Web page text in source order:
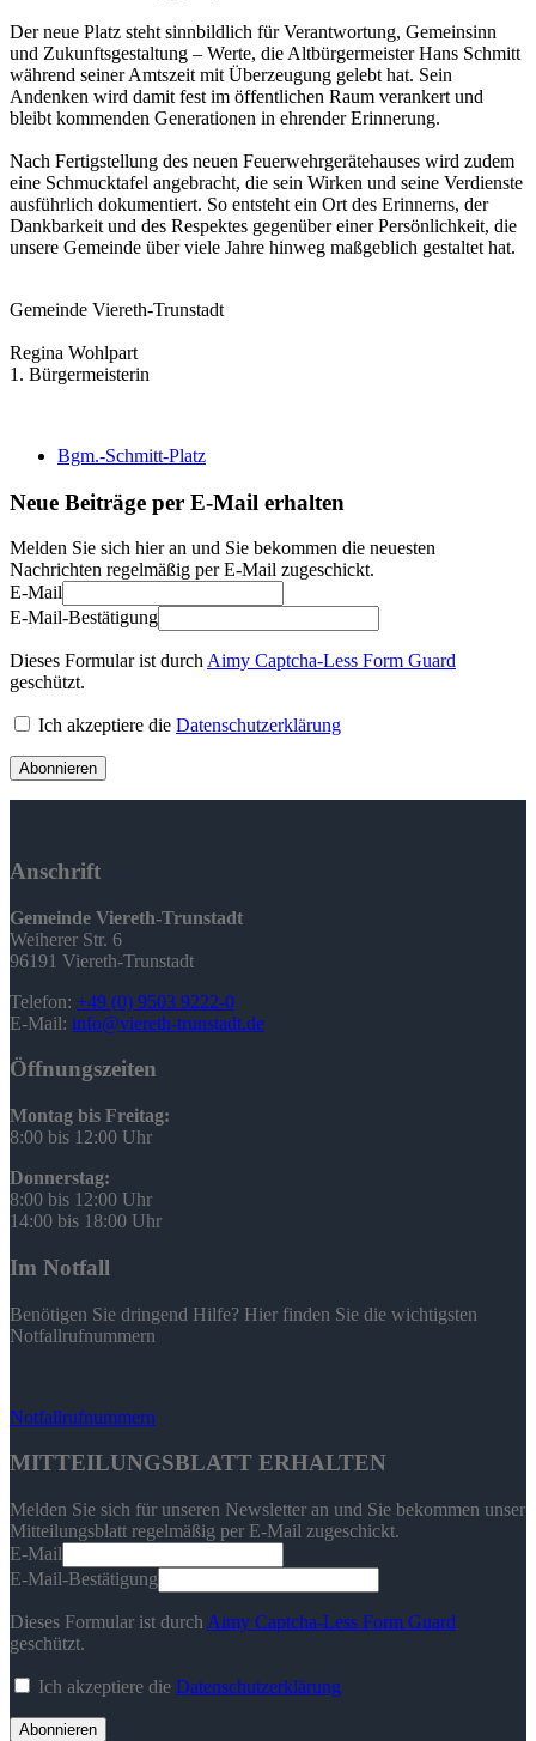
Der neue Platz steht sinnbildlich für Verantwortung, Gemeinsinn
und Zukunftsgestaltung – Werte, die Altbürgermeister Hans Schmitt
während seiner Amtszeit mit Überzeugung gelebt hat. Sein
Andenken wird damit fest im öffentlichen Raum verankert und
bleibt kommenden Generationen in ehrender Erinnerung.
Nach Fertigstellung des neuen Feuerwehrgerätehauses wird zudem
eine Schmucktafel angebracht, die sein Wirken und seine Verdienste
ausführlich dokumentiert. So entsteht ein Ort des Erinnerns, der
Dankbarkeit und des Respektes gegenüber einer Persönlichkeit, die
unsere Gemeinde über viele Jahre hinweg maßgeblich gestaltet hat.
Gemeinde Viereth-Trunstadt
Regina Wohlpart
1. Bürgermeisterin
Bgm.-Schmitt-Platz
Neue Beiträge per E-Mail erhalten
Melden Sie sich hier an und Sie bekommen die neuesten
Nachrichten regelmäßig per E-Mail zugeschickt.
E-Mail
E-Mail-Bestätigung
Dieses Formular ist durch Aimy Captcha-Less Form Guard
geschützt.
Ich akzeptiere die Datenschutzerklärung
Abonnieren
Anschrift
Gemeinde Viereth-Trunstadt
Weiherer Str. 6
96191 Viereth-Trunstadt
Telefon: +49 (0) 9503 9222-0
E-Mail: info@viereth-trunstadt.de
Öffnungszeiten
Montag bis Freitag:
8:00 bis 12:00 Uhr
Donnerstag:
8:00 bis 12:00 Uhr
14:00 bis 18:00 Uhr
Im Notfall
Benötigen Sie dringend Hilfe? Hier finden Sie die wichtigsten
Notfallrufnummern
Notfallrufnummern
MITTEILUNGSBLATT ERHALTEN
Melden Sie sich für unseren Newsletter an und Sie bekommen unser
Mitteilungsblatt regelmäßig per E-Mail zugeschickt.
E-Mail
E-Mail-Bestätigung
Dieses Formular ist durch Aimy Captcha-Less Form Guard
geschützt.
Ich akzeptiere die Datenschutzerklärung
Abonnieren